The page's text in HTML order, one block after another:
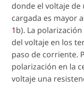
donde el voltaje
cargada es mayor
1b). La
del voltaje en los
paso de corriente.
polarización en la
voltaje una